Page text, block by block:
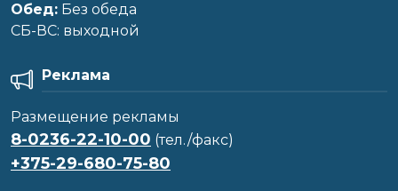
Обед: Без обеда
CБ-ВС: выходной
Реклама
Размещение рекламы
8-0236-22-10-00 (тел./факс)
+375-29-680-75-80